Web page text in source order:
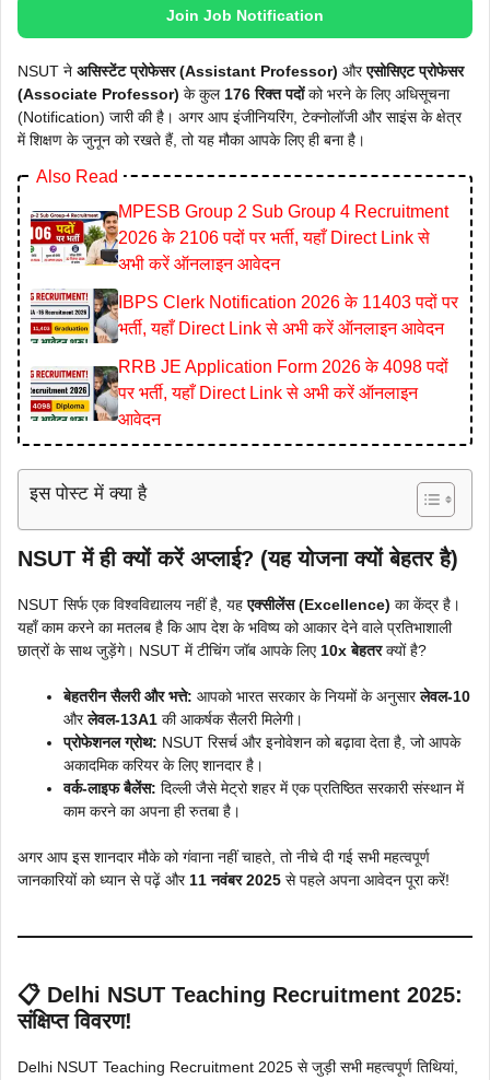
Join Job Notification
NSUT ने असिस्टेंट प्रोफेसर (Assistant Professor) औरएसोसिएट प्रोफेसर
(Associate Professor) के कुल176 रिक्त पदोंको भरने के लिए अधिसूचना
(Notification) जारी की है। अगर आप इंजीनियरिंग, टेक्नोलॉजी और साइंस के क्षेत्र
में शिक्षण के जुनून को रखते हैं, तो यह मौका आपके लिए ही बना है।
Also Read
MPESB Group 2 Sub Group 4 Recruitment
2026 के 2106 पदों पर भर्ती, यहाँ Direct Link से
अभी करें ऑनलाइन आवेदन
IBPS Clerk Notification 2026 के 11403 पदों पर
भर्ती, यहाँ Direct Link से अभी करें ऑनलाइन आवेदन
RRB JE Application Form 2026 के 4098 पदों
पर भर्ती, यहाँ Direct Link से अभी करें ऑनलाइन
आवेदन
इस पोस्ट में क्या है
NSUT में ही क्यों करें अप्लाई? (यह योजना क्यों बेहतर है)
NSUT सिर्फ एक विश्वविद्यालय नहीं है, यहएक्सीलेंस (Excellence) का केंद्र है।
यहाँ काम करने का मतलब है कि आप देश के भविष्य को आकार देने वाले प्रतिभाशाली
छात्रों के साथ जुड़ेंगे। NSUT में टीचिंग जॉब आपके लिए10x बेहतरक्यों है?
बेहतरीन सैलरी और भत्ते: आपको भारत सरकार के नियमों के अनुसारलेवल-10
औरलेवल-13A1 की आकर्षक सैलरी मिलेगी।
प्रोफेशनल ग्रोथ: NSUT रिसर्च और इनोवेशन को बढ़ावा देता है, जो आपके
अकादमिक करियर के लिए शानदार है।
वर्क-लाइफ बैलेंस: दिल्ली जैसे मेट्रो शहर में एक प्रतिष्ठित सरकारी संस्थान में
काम करने का अपना ही रुतबा है।
अगर आप इस शानदार मौके को गंवाना नहीं चाहते, तो नीचे दी गई सभी महत्वपूर्ण
जानकारियों को ध्यान से पढ़ें और11 नवंबर 2025 से पहले अपना आवेदन पूरा करें!
📋 Delhi NSUT Teaching Recruitment 2025:
संक्षिप्त विवरण!
Delhi NSUT Teaching Recruitment 2025 से जुड़ी सभी महत्वपूर्ण तिथियां,